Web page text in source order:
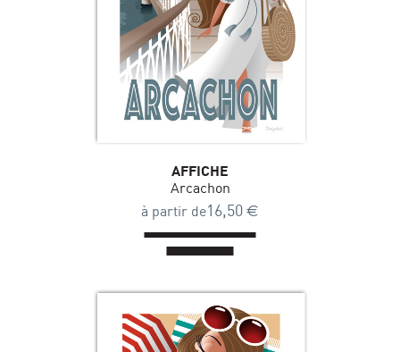
AFFICHE
Arcachon
à partir de16,50 €